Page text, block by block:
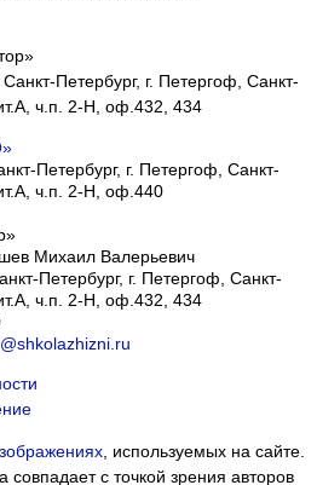
Петербург, г. Петергоф, Санкт-
ч.п. 2-Н, оф.432, 434
Петербург, г. Петергоф, Санкт-
ч.п. 2-Н, оф.440
Михаил Валерьевич
Петербург, г. Петергоф, Санкт-
ч.п. 2-Н, оф.432, 434
, используемых на сайте.
совпадает с точкой зрения авторов